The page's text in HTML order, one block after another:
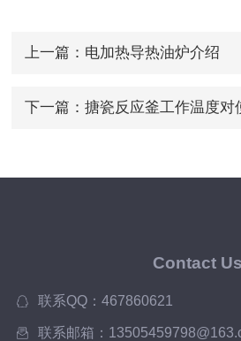
上一篇： 电加热导热油炉介绍
下一篇： 搪瓷反应釜工作温度对
Contact Us
联系QQ：467860621
联系邮箱：